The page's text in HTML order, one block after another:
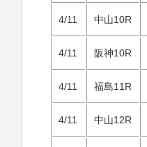
4/11 中山10R
4/11 阪神10R
4/11 福島11R
4/11 中山12R